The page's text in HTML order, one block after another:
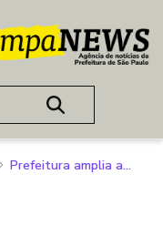
Prefeitura amplia acesso à moradia popular na região central com entrega de residencial com 296 apartamentos na Mooca